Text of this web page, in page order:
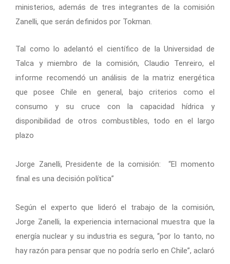
ministerios, además de tres integrantes de la comisión
Zanelli, que serán definidos por Tokman.
Tal como lo adelantó el científico de la Universidad de
Talca y miembro de la comisión, Claudio Tenreiro, el
informe recomendó un análisis de la matriz energética
que posee Chile en general, bajo criterios como el
consumo y su cruce con la capacidad hídrica y
disponibilidad de otros combustibles, todo en el largo
plazo
Jorge Zanelli, Presidente de la comisión: “El momento
final es una decisión política”
Según el experto que lideró el trabajo de la comisión,
Jorge Zanelli, la experiencia internacional muestra que la
energía nuclear y su industria es segura, “por lo tanto, no
hay razón para pensar que no podría serlo en Chile”, aclaró